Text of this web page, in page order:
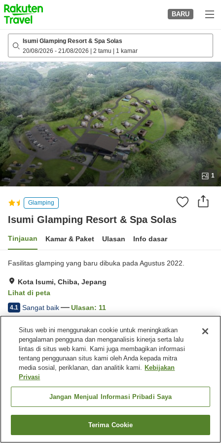
to
top
page
BARU
Isumi Glamping Resort & Spa Solas
20/08/2026 - 21/08/2026 2 tamu 1 kamar
1
Glamping
Isumi Glamping Resort & Spa Solas
Tinjauan Kamar & Paket Ulasan Info dasar
Fasilitas glamping yang baru dibuka pada Agustus 2022.
Kota Isumi, Chiba, Jepang
Lihat di peta
4.1 Sangat baik Ulasan: 11
Fasilitas properti
Tempat parkir
Ramah hewan peliharaan di
dalam gedung
Mesin penjual otomatis
Toko
Jepang Chiba
Kota Isumi
Isumi Glamping Resort & Spa Solas
Cari kamar
Situs web ini menggunakan cookie untuk meningkatkan
pengalaman pengguna dan menganalisis kinerja serta lalu
lintas di situs web kami. Kami juga membagikan informasi
tentang penggunaan situs kami oleh Anda kepada mitra
media sosial, periklanan, dan analitik kami. Kebijakan
Privasi
Jangan Menjual Informasi Pribadi Saya
Terima Cookie